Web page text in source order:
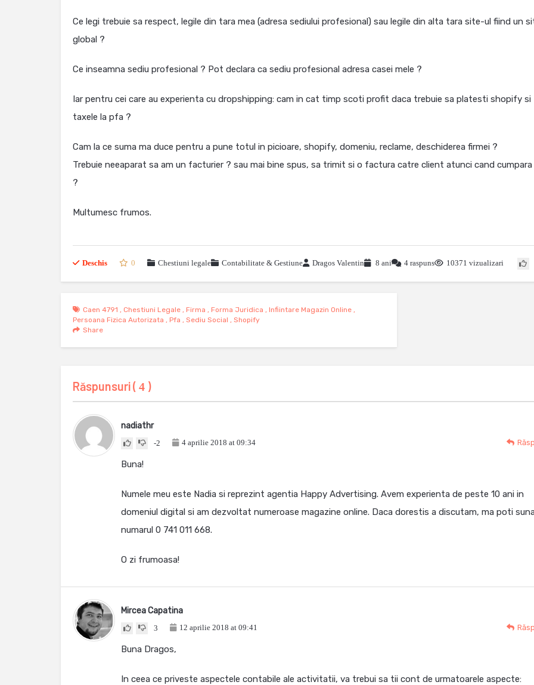
Ce legi trebuie sa respect, legile din tara mea (adresa sediului profesional) sau legile din alta tara site-ul fiind un
global ?
Ce inseamna sediu profesional ? Pot declara ca sediu profesional adresa casei mele ?
Iar pentru cei care au experienta cu dropshipping: cam in cat timp scoti profit daca trebuie sa platesti shopify si
taxele la pfa ?
Cam la ce suma ma duce pentru a pune totul in picioare, shopify, domeniu, reclame, deschiderea firmei ?
Trebuie neeaparat sa am un facturier ? sau mai bine spus, sa trimit si o factura catre client atunci cand cumpara
?
Multumesc frumos.
Deschis 0 Chestiuni legale Contabilitate & Gestiune Dragos Valentin 8 ani 4 raspuns 10371 vizualizari
Caen 4791 , Chestiuni Legale , Firma , Forma Juridica , Infiintare Magazin Online ,
Persoana Fizica Autorizata , Pfa , Sediu Social , Shopify
Share
Răspunsuri ( 4 )
nadiathr
-2 4 aprilie 2018 at 09:34
Buna!
Numele meu este Nadia si reprezint agentia Happy Advertising. Avem experienta de peste 10 ani in
domeniul digital si am dezvoltat numeroase magazine online. Daca dorestis a discutam, ma poti
numarul 0 741 011 668.
O zi frumoasa!
Mircea Capatina
3 12 aprilie 2018 at 09:41
Buna Dragos,
In ceea ce priveste aspectele contabile ale activitatii, va trebui sa tii cont de urmatoarele aspecte: